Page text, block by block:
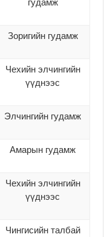
гудамж
Зоригийн гудамж
Чехийн элчингийн
үүднээс
Элчингийн гудамж
Амарын гудамж
Чехийн элчингийн
үүднээс
Чингисийн талбай